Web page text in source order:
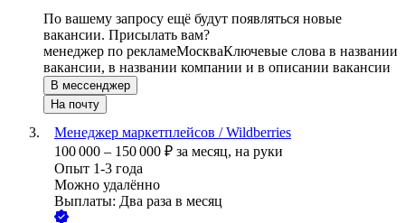
По вашему запросу ещё будут появляться новые
вакансии. Присылать вам?
менеджер по рекламеМоскваКлючевые слова в названии
вакансии, в названии компании и в описании вакансии
В мессенджер
На почту
Менеджер маркетплейсов / Wildberries
100 000 – 150 000 ₽ за месяц, на руки
Опыт 1-3 года
Можно удалённо
Выплаты: Два раза в месяц